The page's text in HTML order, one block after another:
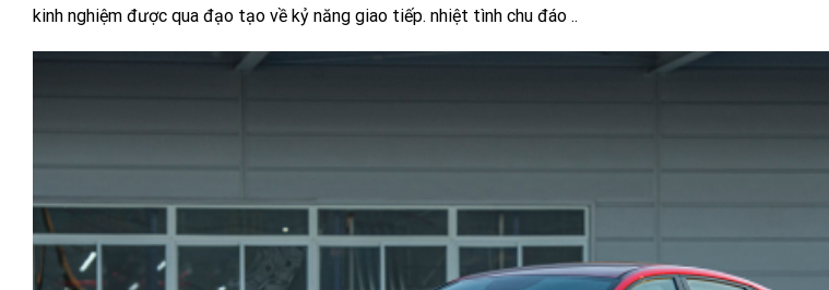
kinh nghiệm được qua đạo tạo về kỷ năng giao tiếp. nhiệt tình chu đáo ..